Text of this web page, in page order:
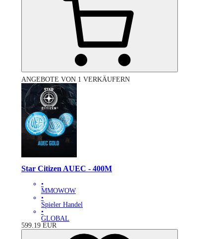
ANGEBOTE VON 1 VERKÄUFERN
Star Citizen AUEC - 400M
•
MMOWOW
•
Spieler Handel
•
GLOBAL
599.19 EUR